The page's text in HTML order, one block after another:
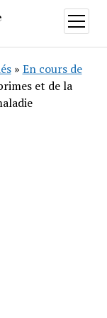
ouvrir
menu
» En cours de
et de la